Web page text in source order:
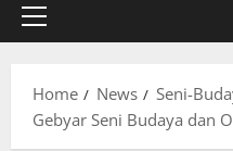
Primary
Home News
Seni-
Gebyar Seni Budaya dan